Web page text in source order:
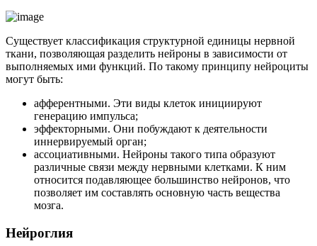
Существует классификация структурной единицы нервной
ткани, позволяющая разделить нейроны в зависимости от
выполняемых ими функций. По такому принципу нейроциты
могут быть:
афферентными. Эти виды клеток инициируют
генерацию импульса;
эффекторными. Они побуждают к деятельности
иннервируемый орган;
ассоциативными. Нейроны такого типа образуют
различные связи между нервными клетками. К ним
относится подавляющее большинство нейронов, что
позволяет им составлять основную часть вещества
мозга.
Нейроглия